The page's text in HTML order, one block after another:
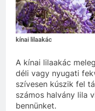
kínai lilaakác
A kínai lilaakác
déli vagy nyugati
szívesen kúszik fel
számos halvány lila
bennünket.